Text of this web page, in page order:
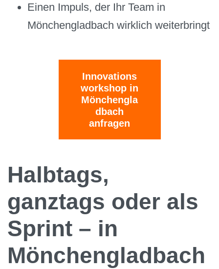
Einen Impuls, der Ihr Team in
Mönchengladbach wirklich weiterbringt
Innovations
workshop in
Mönchengla
dbach
anfragen
Halbtags,
ganztags oder als
Sprint – in
Mönchengladbach